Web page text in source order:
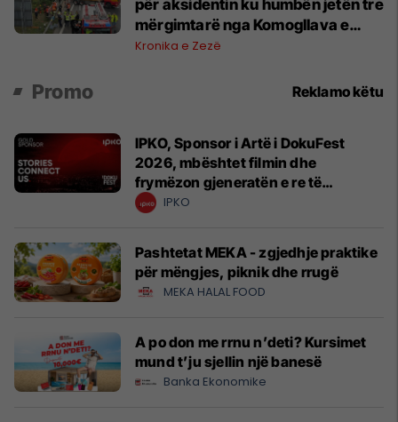
për aksidentin ku humbën jetën tre
mërgimtarë nga Komogllava e
Ferizajt
Kronika e Zezë
Promo Reklamo këtu
IPKO, Sponsor i Artë i DokuFest
2026, mbështet filmin dhe
frymëzon gjeneratën e re të
krijuesve
IPKO
Pashtetat MEKA - zgjedhje praktike
për mëngjes, piknik dhe rrugë
MEKA HALAL FOOD
A po don me rrnu n’deti? Kursimet
mund t’ju sjellin një banesë
Banka Ekonomike